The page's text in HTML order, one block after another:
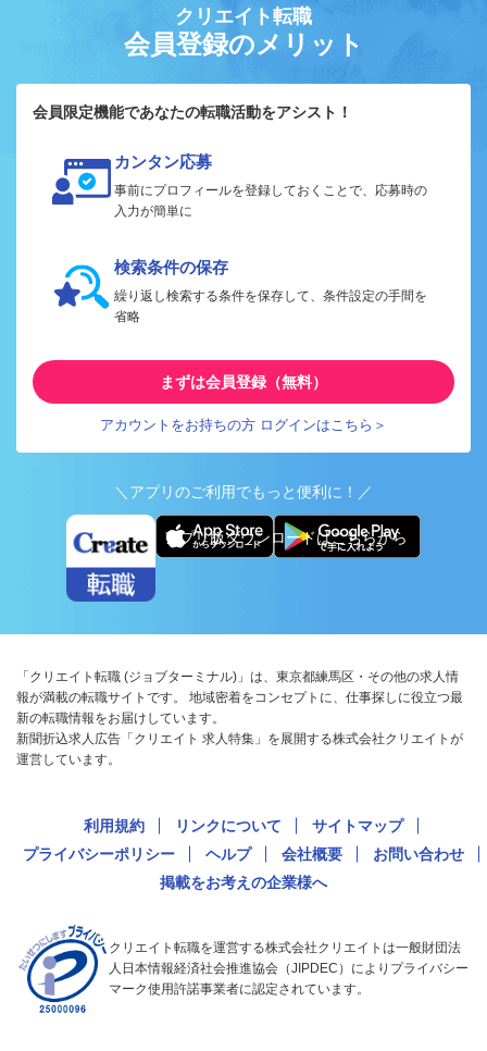
クリエイト転職
会員登録のメリット
会員限定機能であなたの転職活動をアシスト！
カンタン応募
事前にプロフィールを登録しておくことで、応募時の
入力が簡単に
検索条件の保存
繰り返し検索する条件を保存して、条件設定の手間を
省略
まずは会員登録（無料）
アカウントをお持ちの方 ログインはこちら＞
＼アプリのご利用でもっと便利に！／
アプリ版ダウンロードはこちらから
「クリエイト転職 (ジョブターミナル)」は、東京都練馬区・その他の求人情
報が満載の転職サイトです。 地域密着をコンセプトに、仕事探しに役立つ最
新の転職情報をお届けしています。
新聞折込求人広告「クリエイト 求人特集」を展開する株式会社クリエイトが
運営しています。
利用規約 リンクについて
サイトマップ
プライバシーポリシー
ヘルプ 会社概要
お問い合わせ
掲載をお考えの企業様へ
クリエイト転職を運営する株式会社クリエイトは一般財団法
人日本情報経済社会推進協会（JIPDEC）によりプライバシー
マーク使用許諾事業者に認定されています。